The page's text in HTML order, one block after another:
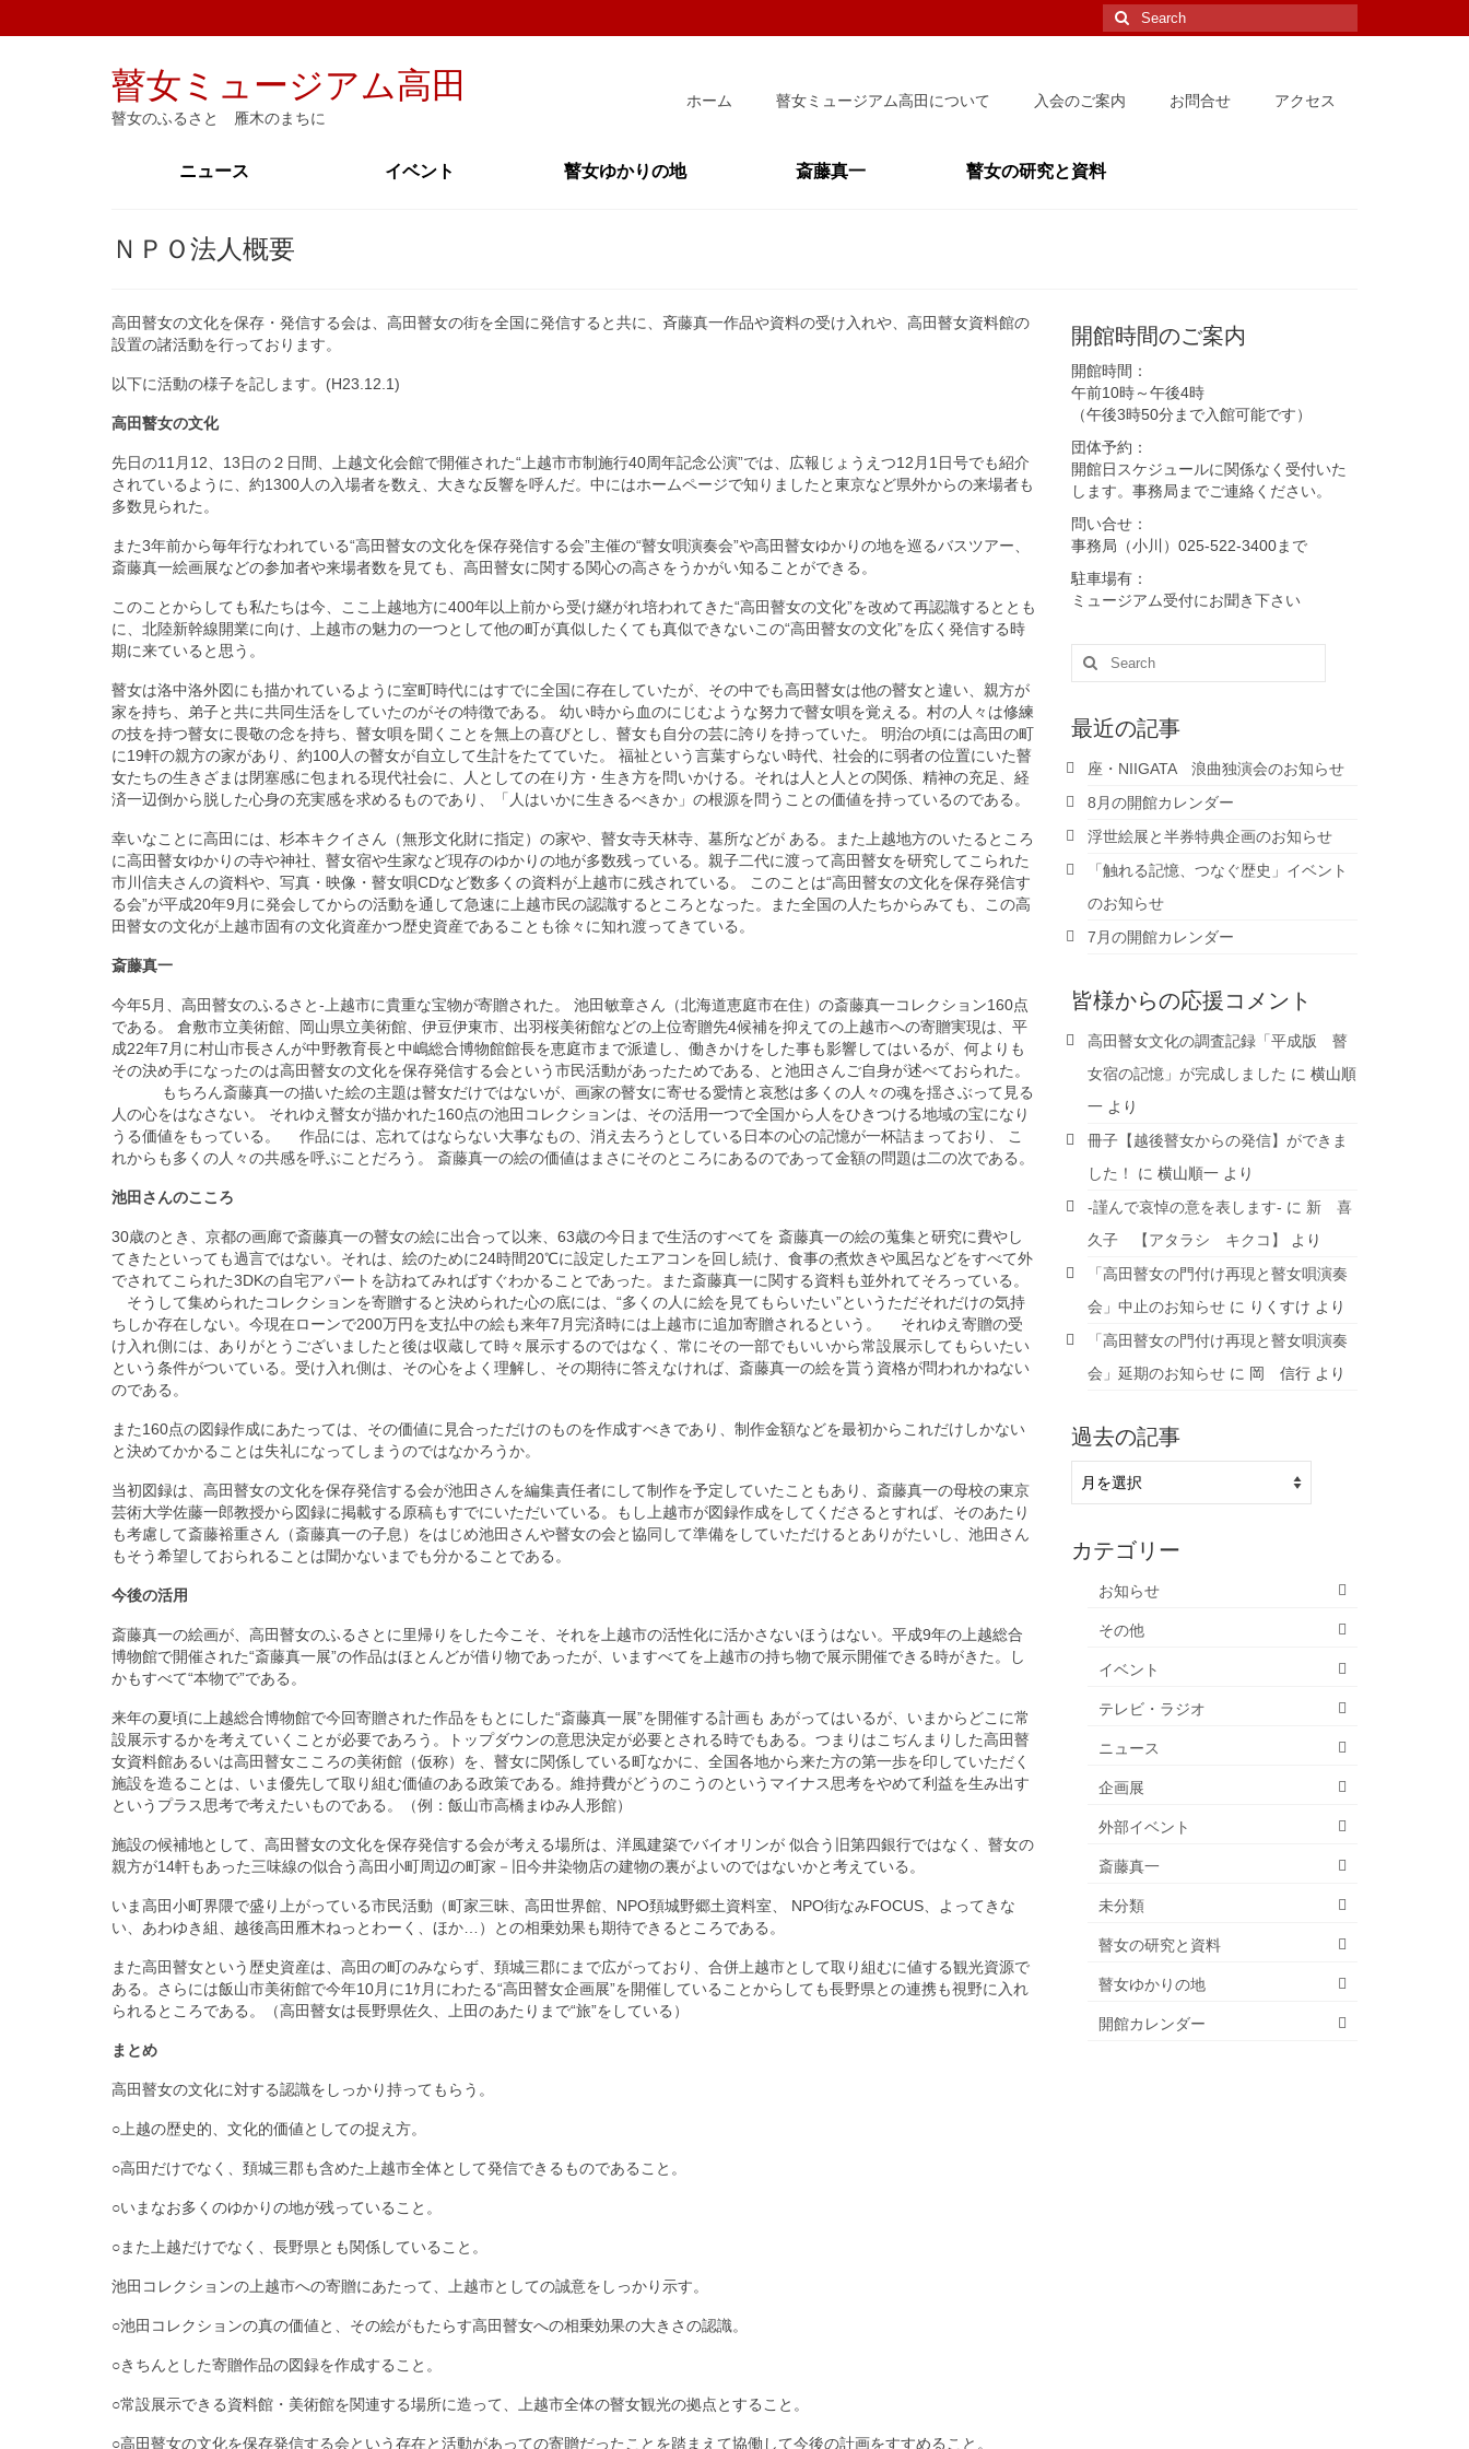
Search
for:
瞽女ミュージアム高田
瞽女のふるさと 雁木のまちに
ホーム 瞽女ミュージアム高田について 入会のご案内 お問合せ アクセス
ニュース イベント 瞽女ゆかりの地 斎藤真一 瞽女の研究と資料
ＮＰＯ法人概要
高田瞽女の文化を保存・発信する会は、高田瞽女の街を全国に発信すると共に、斉藤真一作品や資料の受け入れや、高田瞽女資料館の
設置の諸活動を行っております。
以下に活動の様子を記します。(H23.12.1)
高田瞽女の文化
先日の11月12、13日の２日間、上越文化会館で開催された“上越市市制施行40周年記念公演”では、広報じょうえつ12月1日号でも紹介
されているように、約1300人の入場者を数え、大きな反響を呼んだ。中にはホームページで知りましたと東京など県外からの来場者も
多数見られた。
また3年前から毎年行なわれている“高田瞽女の文化を保存発信する会”主催の“瞽女唄演奏会”や高田瞽女ゆかりの地を巡るバスツアー、
斎藤真一絵画展などの参加者や来場者数を見ても、高田瞽女に関する関心の高さをうかがい知ることができる。
このことからしても私たちは今、ここ上越地方に400年以上前から受け継がれ培われてきた“高田瞽女の文化”を改めて再認識するととも
に、北陸新幹線開業に向け、上越市の魅力の一つとして他の町が真似したくても真似できないこの“高田瞽女の文化”を広く発信する時
期に来ていると思う。
瞽女は洛中洛外図にも描かれているように室町時代にはすでに全国に存在していたが、その中でも高田瞽女は他の瞽女と違い、親方が
家を持ち、弟子と共に共同生活をしていたのがその特徴である。 幼い時から血のにじむような努力で瞽女唄を覚える。村の人々は修練
の技を持つ瞽女に畏敬の念を持ち、瞽女唄を聞くことを無上の喜びとし、瞽女も自分の芸に誇りを持っていた。 明治の頃には高田の町
に19軒の親方の家があり、約100人の瞽女が自立して生計をたてていた。 福祉という言葉すらない時代、社会的に弱者の位置にいた瞽
女たちの生きざまは閉塞感に包まれる現代社会に、人としての在り方・生き方を問いかける。それは人と人との関係、精神の充足、経
済一辺倒から脱した心身の充実感を求めるものであり、「人はいかに生きるべきか」の根源を問うことの価値を持っているのである。
幸いなことに高田には、杉本キクイさん（無形文化財に指定）の家や、瞽女寺天林寺、墓所などが ある。また上越地方のいたるところ
に高田瞽女ゆかりの寺や神社、瞽女宿や生家など現存のゆかりの地が多数残っている。親子二代に渡って高田瞽女を研究してこられた
市川信夫さんの資料や、写真・映像・瞽女唄CDなど数多くの資料が上越市に残されている。 このことは“高田瞽女の文化を保存発信す
る会”が平成20年9月に発会してからの活動を通して急速に上越市民の認識するところとなった。また全国の人たちからみても、この高
田瞽女の文化が上越市固有の文化資産かつ歴史資産であることも徐々に知れ渡ってきている。
斎藤真一
今年5月、高田瞽女のふるさと‐上越市に貴重な宝物が寄贈された。 池田敏章さん（北海道恵庭市在住）の斎藤真一コレクション160点
である。 倉敷市立美術館、岡山県立美術館、伊豆伊東市、出羽桜美術館などの上位寄贈先4候補を抑えての上越市への寄贈実現は、平
成22年7月に村山市長さんが中野教育長と中嶋総合博物館館長を恵庭市まで派遣し、働きかけをした事も影響してはいるが、何よりも
その決め手になったのは高田瞽女の文化を保存発信する会という市民活動があったためである、と池田さんご自身が述べておられた。
もちろん斎藤真一の描いた絵の主題は瞽女だけではないが、画家の瞽女に寄せる愛情と哀愁は多くの人々の魂を揺さぶって見る
人の心をはなさない。 それゆえ瞽女が描かれた160点の池田コレクションは、その活用一つで全国から人をひきつける地域の宝になり
うる価値をもっている。 作品には、忘れてはならない大事なもの、消え去ろうとしている日本の心の記憶が一杯詰まっており、 こ
れからも多くの人々の共感を呼ぶことだろう。 斎藤真一の絵の価値はまさにそのところにあるのであって金額の問題は二の次である。
池田さんのこころ
30歳のとき、京都の画廊で斎藤真一の瞽女の絵に出合って以来、63歳の今日まで生活のすべてを 斎藤真一の絵の蒐集と研究に費やし
てきたといっても過言ではない。それは、絵のために24時間20℃に設定したエアコンを回し続け、食事の煮炊きや風呂などをすべて外
でされてこられた3DKの自宅アパートを訪ねてみればすぐわかることであった。また斎藤真一に関する資料も並外れてそろっている。
そうして集められたコレクションを寄贈すると決められた心の底には、“多くの人に絵を見てもらいたい”というただそれだけの気持
ちしか存在しない。今現在ローンで200万円を支払中の絵も来年7月完済時には上越市に追加寄贈されるという。 それゆえ寄贈の受
け入れ側には、ありがとうございましたと後は収蔵して時々展示するのではなく、常にその一部でもいいから常設展示してもらいたい
という条件がついている。受け入れ側は、その心をよく理解し、その期待に答えなければ、斎藤真一の絵を貰う資格が問われかねない
のである。
また160点の図録作成にあたっては、その価値に見合っただけのものを作成すべきであり、制作金額などを最初からこれだけしかない
と決めてかかることは失礼になってしまうのではなかろうか。
当初図録は、高田瞽女の文化を保存発信する会が池田さんを編集責任者にして制作を予定していたこともあり、斎藤真一の母校の東京
芸術大学佐藤一郎教授から図録に掲載する原稿もすでにいただいている。もし上越市が図録作成をしてくださるとすれば、そのあたり
も考慮して斎藤裕重さん（斎藤真一の子息）をはじめ池田さんや瞽女の会と協同して準備をしていただけるとありがたいし、池田さん
もそう希望しておられることは聞かないまでも分かることである。
今後の活用
斎藤真一の絵画が、高田瞽女のふるさとに里帰りをした今こそ、それを上越市の活性化に活かさないほうはない。平成9年の上越総合
博物館で開催された“斎藤真一展”の作品はほとんどが借り物であったが、いますべてを上越市の持ち物で展示開催できる時がきた。し
かもすべて“本物で”である。
来年の夏頃に上越総合博物館で今回寄贈された作品をもとにした“斎藤真一展”を開催する計画も あがってはいるが、いまからどこに常
設展示するかを考えていくことが必要であろう。トップダウンの意思決定が必要とされる時でもある。つまりはこぢんまりした高田瞽
女資料館あるいは高田瞽女こころの美術館（仮称）を、瞽女に関係している町なかに、全国各地から来た方の第一歩を印していただく
施設を造ることは、いま優先して取り組む価値のある政策である。維持費がどうのこうのというマイナス思考をやめて利益を生み出す
というプラス思考で考えたいものである。（例：飯山市高橋まゆみ人形館）
施設の候補地として、高田瞽女の文化を保存発信する会が考える場所は、洋風建築でバイオリンが 似合う旧第四銀行ではなく、瞽女の
親方が14軒もあった三味線の似合う高田小町周辺の町家－旧今井染物店の建物の裏がよいのではないかと考えている。
いま高田小町界隈で盛り上がっている市民活動（町家三昧、高田世界館、NPO頚城野郷土資料室、 NPO街なみFOCUS、よってきな
い、あわゆき組、越後高田雁木ねっとわーく、ほか…）との相乗効果も期待できるところである。
また高田瞽女という歴史資産は、高田の町のみならず、頚城三郡にまで広がっており、合併上越市として取り組むに値する観光資源で
ある。さらには飯山市美術館で今年10月に1ｹ月にわたる“高田瞽女企画展”を開催していることからしても長野県との連携も視野に入れ
られるところである。（高田瞽女は長野県佐久、上田のあたりまで“旅”をしている）
まとめ
高田瞽女の文化に対する認識をしっかり持ってもらう。
○上越の歴史的、文化的価値としての捉え方。
○高田だけでなく、頚城三郡も含めた上越市全体として発信できるものであること。
○いまなお多くのゆかりの地が残っていること。
○また上越だけでなく、長野県とも関係していること。
池田コレクションの上越市への寄贈にあたって、上越市としての誠意をしっかり示す。
○池田コレクションの真の価値と、その絵がもたらす高田瞽女への相乗効果の大きさの認識。
○きちんとした寄贈作品の図録を作成すること。
○常設展示できる資料館・美術館を関連する場所に造って、上越市全体の瞽女観光の拠点とすること。
○高田瞽女の文化を保存発信する会という存在と活動があっての寄贈だったことを踏まえて協働して今後の計画をすすめること。
開館時間のご案内
開館時間：
午前10時～午後4時
（午後3時50分まで入館可能です）
団体予約：
開館日スケジュールに関係なく受付いた
します。事務局までご連絡ください。
問い合せ：
事務局（小川）025-522-3400まで
駐車場有：
ミュージアム受付にお聞き下さい
Search
for:
最近の記事
座・NIIGATA 浪曲独演会のお知らせ
8月の開館カレンダー
浮世絵展と半券特典企画のお知らせ
「触れる記憶、つなぐ歴史」イベント
のお知らせ
7月の開館カレンダー
皆様からの応援コメント
高田瞽女文化の調査記録「平成版 瞽
女宿の記憶」が完成しました に 横山順
一より
冊子【越後瞽女からの発信】ができま
した！
に 横山順一より
-謹んで哀悼の意を表します- に 新 喜
久子 【アタラシ キクコ】
より
「高田瞽女の門付け再現と瞽女唄演奏
会」中止のお知らせに りくすけ より
「高田瞽女の門付け再現と瞽女唄演奏
会」延期のお知らせに 岡 信行より
過去の記事
去
事
カテゴリー
お知らせ
その他
イベント
テレビ・ラジオ
ニュース
企画展
外部イベント
斎藤真一
未分類
瞽女の研究と資料
瞽女ゆかりの地
開館カレンダー